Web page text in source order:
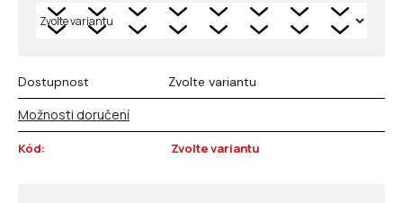
Dostupnost Zvolte variantu
Možnosti doručení
Kód: Zvolte variantu